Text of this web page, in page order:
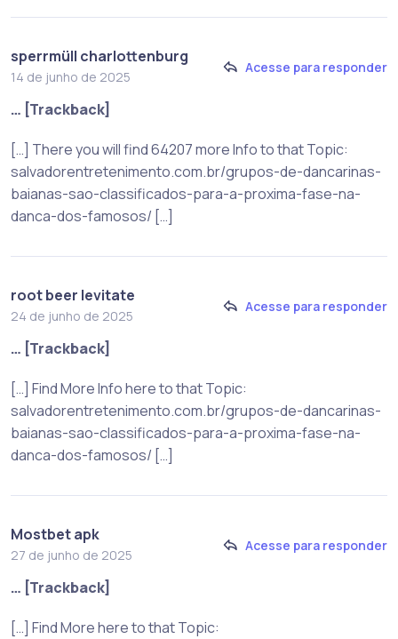
sperrmüll charlottenburg
14 de junho de 2025
Acesse para responder
… [Trackback]
[…] There you will find 64207 more Info to that Topic:
salvadorentretenimento.com.br/grupos-de-dancarinas-
baianas-sao-classificados-para-a-proxima-fase-na-
danca-dos-famosos/ […]
root beer levitate
24 de junho de 2025
Acesse para responder
… [Trackback]
[…] Find More Info here to that Topic:
salvadorentretenimento.com.br/grupos-de-dancarinas-
baianas-sao-classificados-para-a-proxima-fase-na-
danca-dos-famosos/ […]
Mostbet apk
27 de junho de 2025
Acesse para responder
… [Trackback]
[…] Find More here to that Topic: